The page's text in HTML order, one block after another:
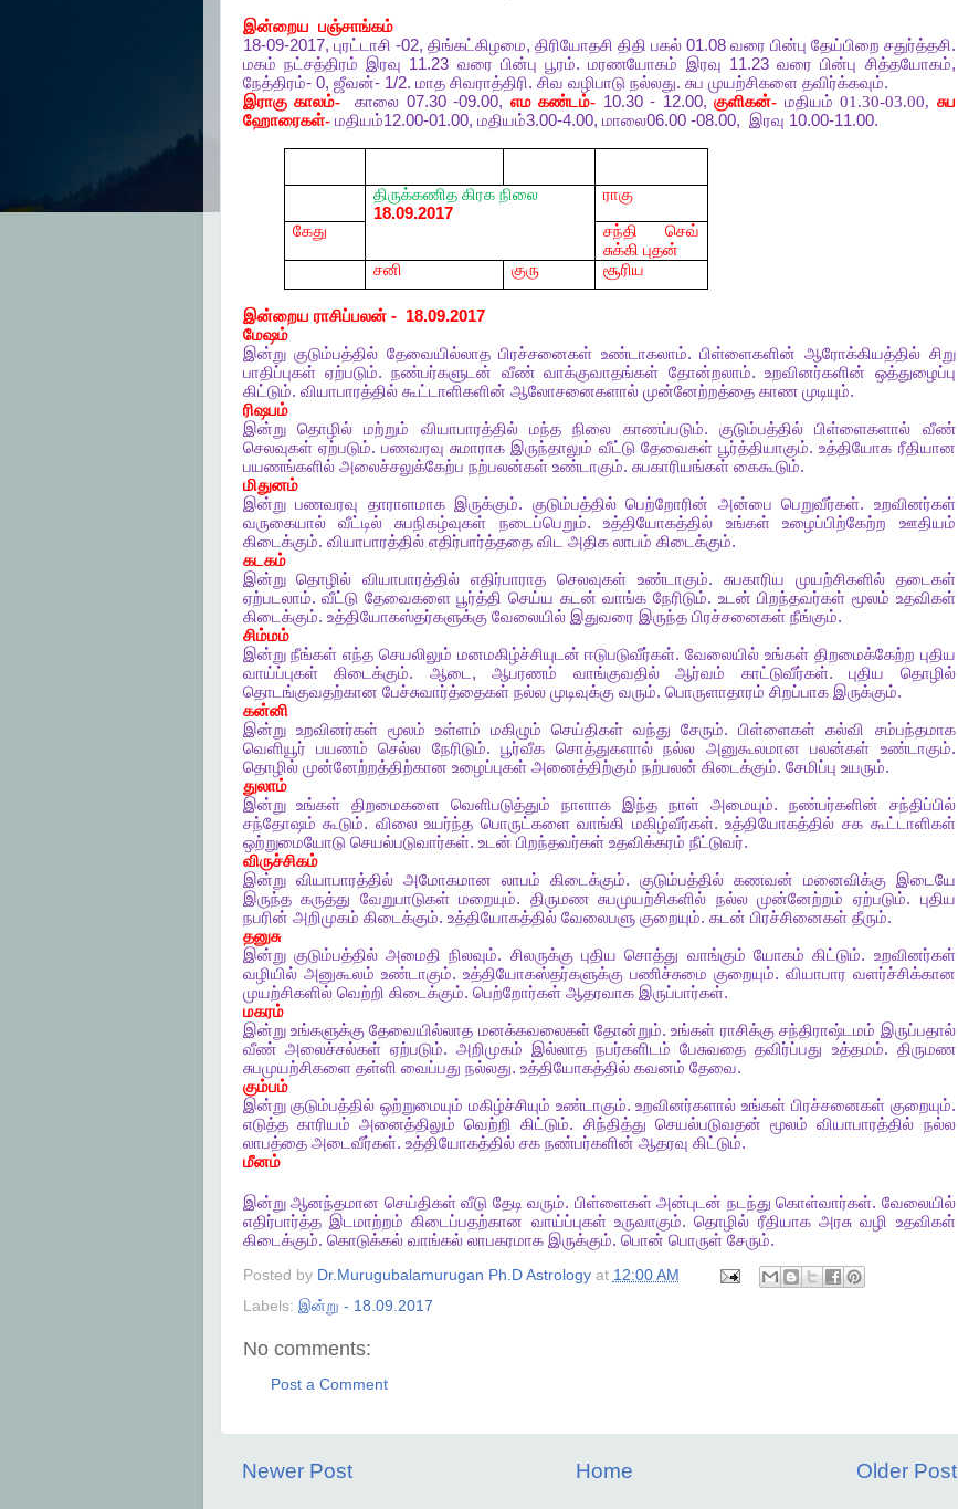
இன்றைய பஞ்சாங்கம்
18-09-2017, புரட்டாசி -02, திங்கட்கிழமை, திரியோதசி திதி பகல்01.08 வரை பின்பு தேய்பிறை சதுர்த்தசி.
மகம் நட்சத்திரம் இரவு 11.23 வரை பின்பு பூரம்.மரணயோகம் இரவு 11.23 வரை பின்பு சித்தயோகம்,
நேத்திரம்- 0, ஜீவன்- 1/2. மாத சிவராத்திரி. சிவ வழிபாடு நல்லது. சுப முயற்சிகளை தவிர்க்கவும்.
இராகு காலம்- காலை 07.30 -09.00, எம கண்டம்- 10.30 - 12.00, குளிகன்- மதியம் 01.30-03.00, சுப
ஹோரைகள்- மதியம்12.00-01.00, மதியம்3.00-4.00, மாலை06.00 -08.00, இரவு 10.00-11.00.
திருக்கணித கிரக நிலை
18.09.2017
ராகு
கேது
சந்தி செவ்
சுக்கி புதன்
சனி
குரு சூரிய
இன்றைய ராசிப்பலன்- 18.09.2017
மேஷம்
இன்று குடும்பத்தில் தேவையில்லாத பிரச்சனைகள் உண்டாகலாம்.பிள்ளைகளின் ஆரோக்கியத்தில் சிறு
பாதிப்புகள் ஏற்படும்.நண்பர்களுடன் வீண் வாக்குவாதங்கள் தோன்றலாம்.உறவினர்களின்
ஒத்துழைப்பு
கிட்டும். வியாபாரத்தில் கூட்டாளிகளின் ஆலோசனைகளால் முன்னேற்றத்தை காண முடியும்.
ரிஷபம்
இன்று
தொழில் மற்றும் வியாபாரத்தில் மந்த நிலை காணப்படும். குடும்பத்தில் பிள்ளைகளால்
வீண்
செலவுகள் ஏற்படும். பணவரவு சுமாராக இருந்தாலும் வீட்டு தேவைகள் பூர்த்தியாகும்.உத்தியோக ரீதியான
பயணங்களில் அலைச்சலுக்கேற்ப நற்பலன்கள் உண்டாகும். சுபகாரியங்கள் கைகூடும்.
மிதுனம்
இன்று பணவரவு தாராளமாக இருக்கும். குடும்பத்தில் பெற்றோரின் அன்பை பெறுவீர்கள். உறவினர்கள்
வருகையால்
வீட்டில் சுபநிகழ்வுகள் நடைப்பெறும்.உத்தியோகத்தில் உங்கள் உழைப்பிற்கேற்ற
ஊதியம்
கிடைக்கும். வியாபாரத்தில் எதிர்பார்த்ததை விட அதிக லாபம் கிடைக்கும்.
கடகம்
இன்று
தொழில் வியாபாரத்தில் எதிர்பாராத செலவுகள் உண்டாகும். சுபகாரிய முயற்சிகளில்
தடைகள்
ஏற்படலாம்.வீட்டு தேவைகளை பூர்த்தி செய்ய கடன் வாங்க நேரிடும். உடன் பிறந்தவர்கள் மூலம் உதவிகள்
கிடைக்கும். உத்தியோகஸ்தர்களுக்கு வேலையில் இதுவரை இருந்த பிரச்சனைகள் நீங்கும்.
சிம்மம்
இன்று நீங்கள் எந்த செயலிலும் மனமகிழ்ச்சியுடன் ஈடுபடுவீர்கள்.வேலையில் உங்கள் திறமைக்கேற்ற புதிய
வாய்ப்புகள்
கிடைக்கும். ஆடை , ஆபரணம் வாங்குவதில் ஆர்வம் காட்டுவீர்கள். புதிய
தொழில்
தொடங்குவதற்கான பேச்சுவார்த்தைகள் நல்ல முடிவுக்கு வரும். பொருளாதாரம் சிறப்பாக இருக்கும்.
கன்னி
இன்று உறவினர்கள் மூலம் உள்ளம் மகிழும் செய்திகள் வந்து சேரும்.பிள்ளைகள் கல்வி
சம்பந்தமாக
வெளியூர்
பயணம் செல்ல நேரிடும்.பூர்வீக சொத்துகளால் நல்ல அனுகூலமான பலன்கள் உண்டாகும்.
தொழில் முன்னேற்றத்திற்கான உழைப்புகள் அனைத்திற்கும் நற்பலன் கிடைக்கும். சேமிப்பு உயரும்.
துலாம்
இன்று
உங்கள் திறமைகளை வெளிபடுத்தும் நாளாக இந்த நாள் அமையும். நண்பர்களின்
சந்திப்பில்
சந்தோஷம் கூடும். விலை உயர்ந்த பொருட்களை வாங்கி மகிழ்வீர்கள்.உத்தியோகத்தில் சக கூட்டாளிகள்
ஒற்றுமையோடு செயல்படுவார்கள். உடன் பிறந்தவர்கள் உதவிக்கரம் நீட்டுவர்.
விருச்சிகம்
இன்று வியாபாரத்தில் அமோகமான லாபம் கிடைக்கும். குடும்பத்தில் கணவன் மனைவிக்கு
இடையே
இருந்த கருத்து வேறுபாடுகள் மறையும். திருமண சுபமுயற்சிகளில் நல்ல முன்னேற்றம் ஏற்படும். புதிய
நபரின் அறிமுகம் கிடைக்கும். உத்தியோகத்தில் வேலைபளு குறையும். கடன் பிரச்சினைகள் தீரும்.
தனுசு
இன்று குடும்பத்தில் அமைதி நிலவும். சிலருக்கு புதிய சொத்து வாங்கும் யோகம் கிட்டும். உறவினர்கள்
வழியில் அனுகூலம் உண்டாகும். உத்தியோகஸ்தர்களுக்கு பணிச்சுமை குறையும். வியாபார வளர்ச்சிக்கான
முயற்சிகளில் வெற்றி கிடைக்கும். பெற்றோர்கள் ஆதரவாக இருப்பார்கள்.
மகரம்
இன்று உங்களுக்கு தேவையில்லாத மனக்கவலைகள் தோன்றும்.உங்கள் ராசிக்கு சந்திராஷ்டமம் இருப்பதால்
வீண் அலைச்சல்கள் ஏற்படும். அறிமுகம் இல்லாத நபர்களிடம் பேசுவதை தவிர்ப்பது உத்தமம். திருமண
சுபமுயற்சிகளை தள்ளி வைப்பது நல்லது. உத்தியோகத்தில் கவனம் தேவை.
கும்பம்
இன்று குடும்பத்தில் ஒற்றுமையும் மகிழ்ச்சியும் உண்டாகும்.உறவினர்களால் உங்கள் பிரச்சனைகள் குறையும்.
எடுத்த காரியம் அனைத்திலும் வெற்றி கிட்டும். சிந்தித்து செயல்படுவதன் மூலம் வியாபாரத்தில் நல்ல
லாபத்தை அடைவீர்கள். உத்தியோகத்தில் சக நண்பர்களின் ஆதரவு கிட்டும்.
மீனம்
இன்று ஆனந்தமான செய்திகள் வீடு தேடி வரும். பிள்ளைகள் அன்புடன் நடந்து கொள்வார்கள். வேலையில்
எதிர்பார்த்த இடமாற்றம் கிடைப்பதற்கான வாய்ப்புகள் உருவாகும்.தொழில் ரீதியாக அரசு வழி
உதவிகள்
கிடைக்கும். கொடுக்கல் வாங்கல் லாபகரமாக இருக்கும். பொன் பொருள் சேரும்.
Posted by Dr.Murugubalamurugan Ph.D Astrology at 12:00 AM
Labels: இன்று - 18.09.2017
No comments:
Post a Comment
Newer Post Older Post
Home